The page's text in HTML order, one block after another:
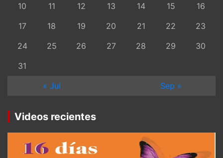
10
11 12 13 14 15
16
17
18 19 20 21 22
23
24
25 26 27 28 29
30
31
« Jul
Sep »
Videos recientes